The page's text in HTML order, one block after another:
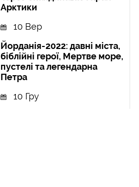
Арктики
10 Вер
Йорданія-2022: давні міста,
біблійні герої, Мертве море,
пустелі та легендарна
Петра
10 Гру